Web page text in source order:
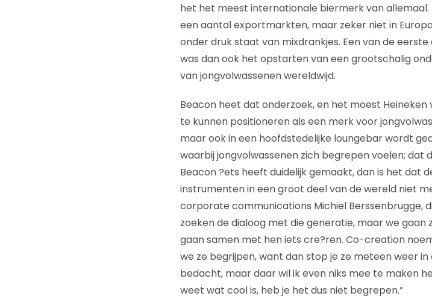
het het meest internationale biermerk van allemaal.
een aantal exportmarkten, maar zeker niet in
onder druk staat van mixdrankjes. Een van de
was dan ook het opstarten van een grootschalig
van jongvolwassenen wereldwijd.
Beacon heet dat onderzoek, en het moest
te kunnen positioneren als een merk voor
maar ook in een hoofdstedelijke loungebar wordt
waarbij jongvolwassenen zich begrepen voelen; dat
Beacon ?ets heeft duidelijk gemaakt, dan is het dat
instrumenten in een groot deel van de wereld niet
corporate communications Michiel Berssenbrugge,
zoeken de dialoog met die generatie, maar we
gaan samen met hen iets cre?ren. Co-creation
we ze begrijpen, want dan stop je ze meteen weer in
bedacht, maar daar wil ik even niks mee te maken
weet wat cool is, heb je het dus niet begrepen.”